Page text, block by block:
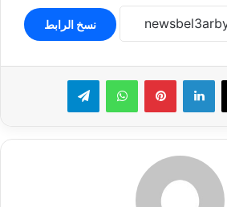
نسخ الرابط
لينكدإن بينتيريستواتساب تيلقرام